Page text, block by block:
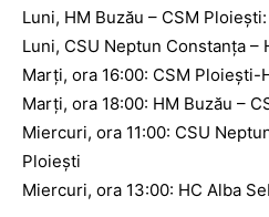
Luni, HM Buzău – CSM
Luni, CSU Neptun Constanța –
Marți, ora 16:00: CSM Ploiești-
Marți, ora 18:00: HM Buzău –
Miercuri, ora 11:00: CSU
Ploiești
Miercuri, ora 13:00: HC Alba